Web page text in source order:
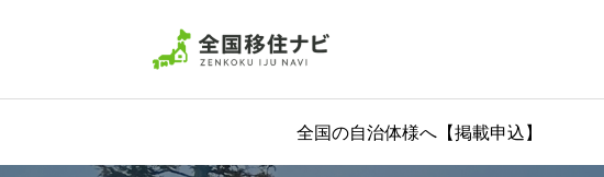
全国の自治体様へ【掲載申込】